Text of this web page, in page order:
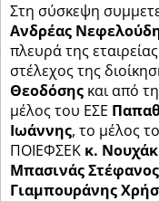
Στη σύσκεψη
Ανδρέας
πλευρά της
στέλεχος της
Θεοδόσης και από
μέλος του ΕΣΕ
Ιωάννης, το μέλος
ΠΟΙΕΦΣΕΚ κ.
Μπασινάς Στέφανος
Γιαμπουράνης